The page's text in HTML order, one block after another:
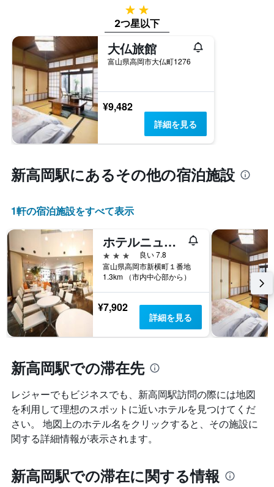
2つ星
2つ星以下
大仏旅館
富山県高岡市大仏町1276
¥9,482
詳細を見る
新高岡駅​にあるその他の宿泊施設
1​軒の宿泊施設をすべて表示
ホテルニューオータニ高岡
3つ星
良い 7.8
富山県高岡市新横町１番地
1.3km （市内中心部から）
¥7,902
詳細を見る
新高岡駅での滞在先
レジャーでもビジネスでも、新高岡駅​訪問の際には地図
を利用して理想のスポットに近いホテルを見つけてくだ
さい。 地図上のホテル名をクリックすると、その施設に
関する詳細情報が表示されます。
新高岡駅での滞在に関する情報